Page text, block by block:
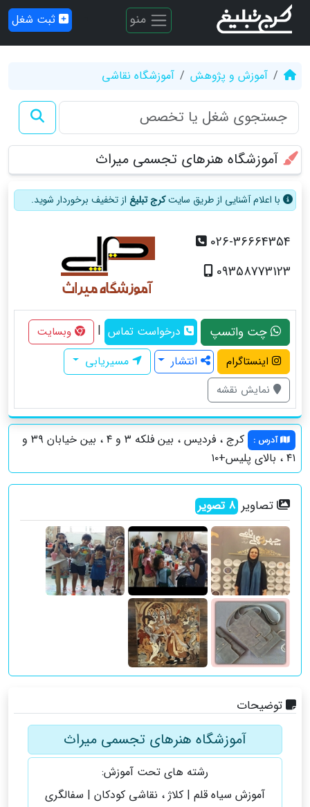
منو ثبت شغل
آموزش و پژوهش آموزشگاه نقاشی
آموزشگاه هنرهای تجسمی میراث
با اعلام آشنایی از طریق سایتکرج تبلیغ از تخفیف برخوردار شوید.
026-36664354
09358773123
چت واتسپ درخواست تماس |
وبسایت
اینستاگرام
انتشار مسیریابی
نمایش نقشه
آدرس :
کرج ، فردیس ، بین فلکه ۳ و ۴ ، بین خیابان ۳۹ و
۴۱ ، بالای پلیس+۱۰
تصاویر 8تصویر
توضیحات
آموزشگاه هنرهای تجسمی میراث
رشته های تحت آموزش:
آموزش سیاه قلم | کلاژ ، نقاشی کودکان | سفالگری